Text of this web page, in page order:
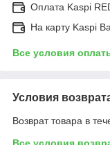
Оплата Kaspi
На карту Kaspi
Все условия
Условия
Возврат товара в
Все условия